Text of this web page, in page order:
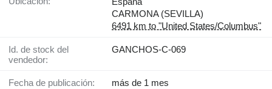
CARMONA (SEVILLA)
6491 km to "United States/Columbus"
Id. de stock del
vendedor:
GANCHOS-C-069
Fecha de publicación: más de 1 mes